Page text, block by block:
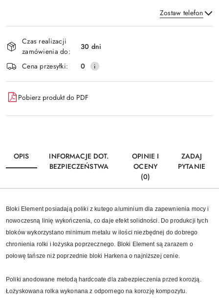
Zostaw telefon
i
dostawa
Czas realizacji
zamówienia do:
30 dni
Cena przesyłki:
0
Pobierz produkt do PDF
OPIS
INFORMACJE DOT.
BEZPIECZEŃSTWA
OPINIE I
OCENY
(0)
ZADAJ
PYTANIE
Bloki Element posiadają poliki z kutego aluminium dla zapewnienia mocy i
nowoczesną linię wykończenia, co daje efekt solidności. Do produkcji tych
bloków wykorzystano minimum metalu w ilości niezbędnej do dobrego
chronienia rolki i łożyska poprzecznego. Bloki Element są zarazem o
połowę tańsze niż poprzednie bloki Harkena o najniższej cenie.
Poliki anodowane metodą hardcoate dla zabezpieczenia przed korozją.
Łożyskowana rolka wykonana z odpornego na korozję kompozytu.